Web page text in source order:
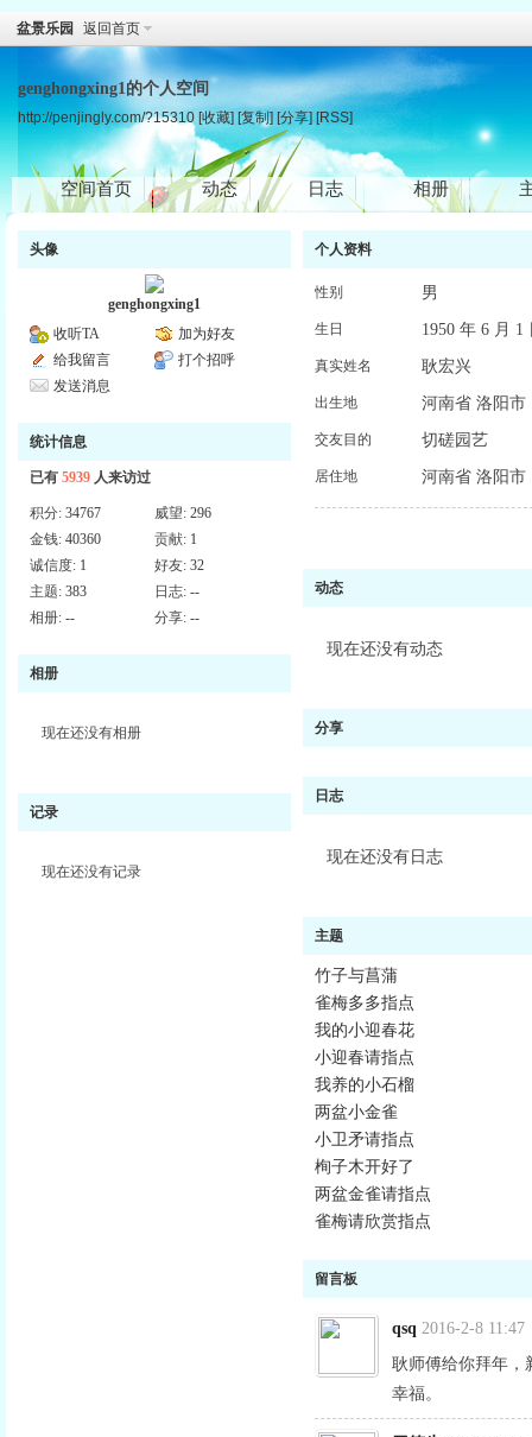
盆景乐园 返回首页
genghongxing1的个人空间
http://penjingly.com/?15310 [收藏] [复制] [分享] [RSS]
空间首页 动态 日志 相册
头像
genghongxing1
收听TA
加为好友
给我留言
打个招呼
发送消息
统计信息
已有 5939 人来访过
积分: 34767 威望: 296
金钱: 40360 贡献: 1
诚信度: 1 好友: 32
主题: 383 日志: --
相册: -- 分享: --
相册
现在还没有相册
记录
现在还没有记录
个人资料
性别 男
生日 1950 年 6 月 1
真实姓名 耿宏兴
出生地 河南省 洛阳市
交友目的 切磋园艺
居住地 河南省 洛阳市
动态
现在还没有动态
分享
日志
现在还没有日志
主题
竹子与菖蒲
雀梅多多指点
我的小迎春花
小迎春请指点
我养的小石榴
两盆小金雀
小卫矛请指点
栒子木开好了
两盆金雀请指点
雀梅请欣赏指点
留言板
qsq 2016-2-8 11:47
耿师傅给你拜年，
幸福。